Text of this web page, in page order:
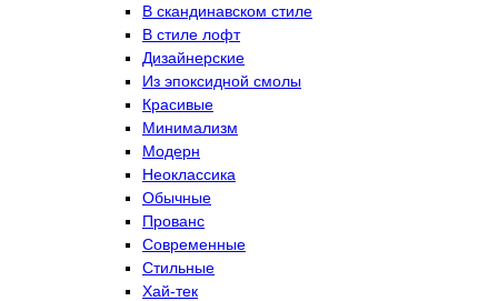
В скандинавском стиле
В стиле лофт
Дизайнерские
Из эпоксидной смолы
Красивые
Минимализм
Модерн
Неоклассика
Обычные
Прованс
Современные
Стильные
Хай-тек